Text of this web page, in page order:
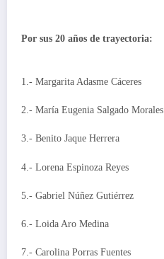
Por sus 20 años de trayectoria:
1.- Margarita Adasme Cáceres
2.- María Eugenia Salgado Morales
3.- Benito Jaque Herrera
4.- Lorena Espinoza Reyes
5.- Gabriel Núñez Gutiérrez
6.- Loida Aro Medina
7.- Carolina Porras Fuentes